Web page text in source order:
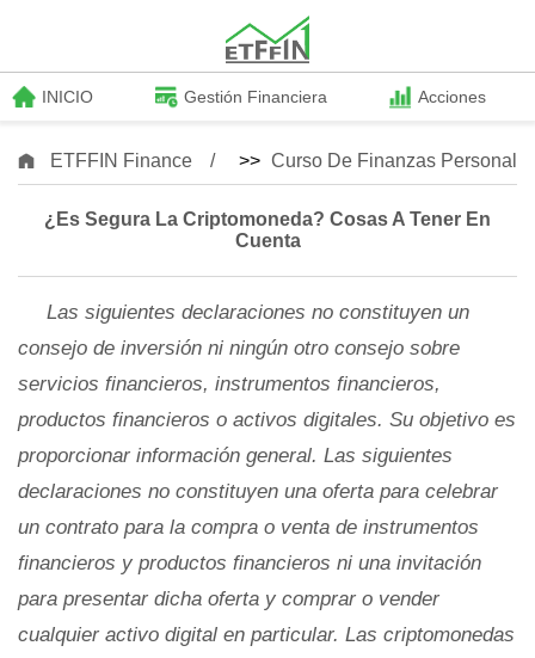
INICIO Gestión Financiera Acciones
ETFFIN Finance >> Curso De Finanzas
¿Es Segura La Criptomoneda? Cosas A Tener En
Cuenta
Las siguientes declaraciones no constituyen un
consejo de inversión ni ningún otro consejo sobre
servicios financieros, instrumentos financieros,
productos financieros o activos digitales. Su objetivo es
proporcionar información general. Las siguientes
declaraciones no constituyen una oferta para celebrar
un contrato para la compra o venta de instrumentos
financieros y productos financieros ni una invitación
para presentar dicha oferta y comprar o vender
cualquier activo digital en particular. Las criptomonedas